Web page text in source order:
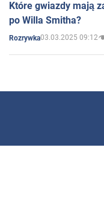
Które gwiazdy mają
po Willa Smitha?
Rozrywka03.03.2025 09:12